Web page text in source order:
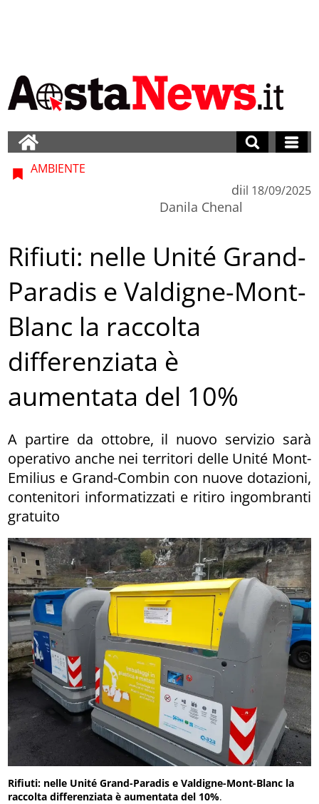
AMBIENTE
di
Danila Chenal
il 18/09/2025
Rifiuti: nelle Unité Grand-
Paradis e Valdigne-Mont-
Blanc la raccolta
differenziata è
aumentata del 10%
A partire da ottobre, il nuovo servizio sarà
operativo anche nei territori delle Unité Mont-
Emilius e Grand-Combin con nuove dotazioni,
contenitori informatizzati e ritiro ingombranti
gratuito
Rifiuti: nelle Unité Grand-Paradis e Valdigne-Mont-Blanc la
raccolta differenziata è aumentata del 10%.